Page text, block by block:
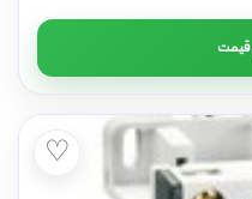
قیمت
♡